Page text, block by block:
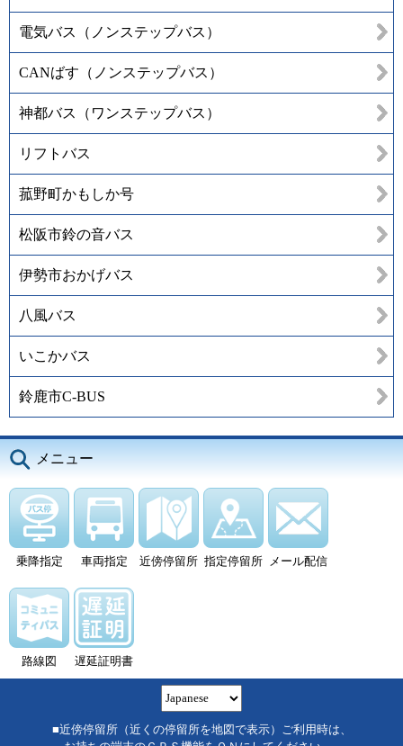
電気バス（ノンステップバス）
CANばす（ノンステップバス）
神都バス（ワンステップバス）
リフトバス
菰野町かもしか号
松阪市鈴の音バス
伊勢市おかげバス
八風バス
いこかバス
鈴鹿市C-BUS
メニュー
乗降指定 車両指定 近傍停留所 指定停留所 メール配信
路線図 遅延証明書
■近傍停留所（近くの停留所を地図で表示）ご利用時は、